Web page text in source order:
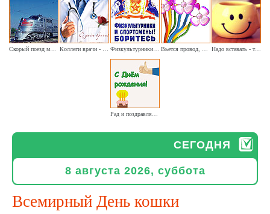
Надо вставать - ты нужен твоему кофе
СЕГОДНЯ
8 августа 2026, суббота
Всемирный День кошки